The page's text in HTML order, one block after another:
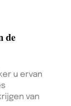
de
u ervan
van